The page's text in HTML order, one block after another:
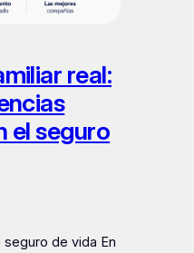
real:
el seguro
de vida En